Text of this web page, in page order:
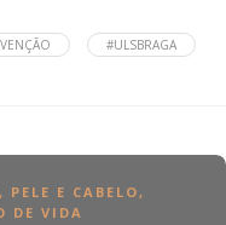
#ULSBRAGA
, PELE E CABELO ,
DE VIDA